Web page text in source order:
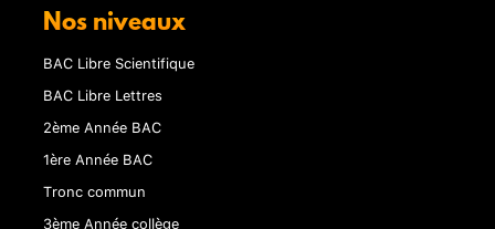
Nos niveaux
BAC Libre Scientifique
BAC Libre Lettres
2ème Année BAC
1ère Année BAC
Tronc commun
3ème Année collège